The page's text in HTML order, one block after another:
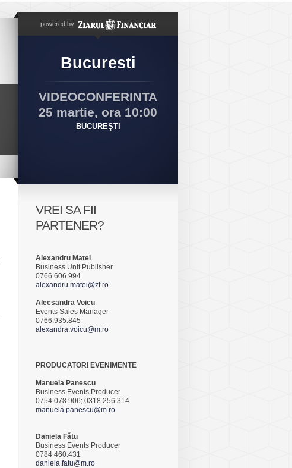
powered by
Bucuresti
VIDEOCONFERINTA
25 martie, ora 10:00
BUCUREŞTI
VREI SA FII
PARTENER?
Alexandru Matei
Business Unit Publisher
0766.606.994
alexandru.matei@zf.ro
Alecsandra Voicu
Events Sales Manager
0766.935.845
alexandra.voicu@m.ro
PRODUCATORI EVENIMENTE
Manuela Panescu
Business Events Producer
0754.078.906; 0318.256.314
manuela.panescu@m.ro
Daniela Fătu
Business Events Producer
0784 460.431
daniela.fatu@m.ro